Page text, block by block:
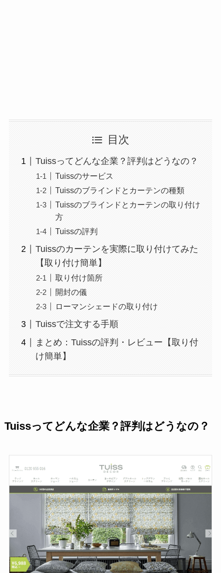
目次
Tuissってどんな企業？評判はどうなの？
Tuissのサービス
Tuissのブラインドとカーテンの種類
Tuissのブラインドとカーテンの取り付け
方
Tuissの評判
Tuissのカーテンを実際に取り付けてみた
【取り付け簡単】
取り付け箇所
開封の儀
ローマンシェードの取り付け
Tuissで注文する手順
まとめ：Tuissの評判・レビュー【取り付
け簡単】
Tuissってどんな企業？評判はどうなの？